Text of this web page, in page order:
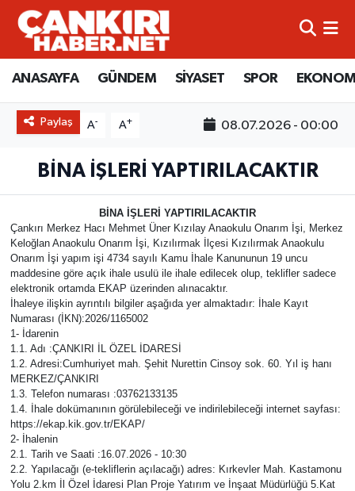
ANASAYFA GÜNDEM SİYASET SPOR
Paylaş A- A+ 08.07.2026 - 00:00
BİNA İŞLERİ YAPTIRILACAKTIR
BİNA İŞLERİ YAPTIRILACAKTIR
Çankırı Merkez Hacı Mehmet Üner Kızılay Anaokulu Onarım İşi, Merkez
Keloğlan Anaokulu Onarım İşi, Kızılırmak İlçesi Kızılırmak Anaokulu
Onarım İşi yapım işi 4734 sayılı Kamu İhale Kanununun 19 uncu
maddesine göre açık ihale usulü ile ihale edilecek olup, teklifler sadece
elektronik ortamda EKAP üzerinden alınacaktır.
İhaleye ilişkin ayrıntılı bilgiler aşağıda yer almaktadır: İhale Kayıt
Numarası (İKN):2026/1165002
1- İdarenin
1.1. Adı :ÇANKIRI İL ÖZEL İDARESİ
1.2. Adresi:Cumhuriyet mah. Şehit Nurettin Cinsoy sok. 60. Yıl iş hanı
MERKEZ/ÇANKIRI
1.3. Telefon numarası :03762133135
1.4. İhale dokümanının görülebileceği ve indirilebileceği internet sayfası:
https://ekap.kik.gov.tr/EKAP/
2- İhalenin
2.1. Tarih ve Saati :16.07.2026 - 10:30
2.2. Yapılacağı (e-tekliflerin açılacağı) adres: Kırkevler Mah. Kastamonu
Yolu 2.km İl Özel İdaresi Plan Proje Yatırım ve İnşaat Müdürlüğü 5.Kat
ANASAYFA
GÜNDEM
SPOR
EKONOMİ
EĞİTİM
RESMİ İLANLAR
Künye
İletişim
BİYOGRAFİLER
EKONOMİ
GENEL
GÜNDEM
kimdir-nedir-nasil
KÜLTÜR SANAT
MAGAZİN
SAĞLIK
Merkez Hava Durumu
Merkez Trafik Yoğunluk Haritası
Tüm Manşetler
Son Dakika Haberleri
Haber Arşivi